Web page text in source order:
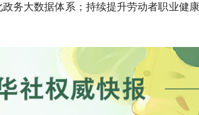
务大数据体系；持续提升劳动者职业健